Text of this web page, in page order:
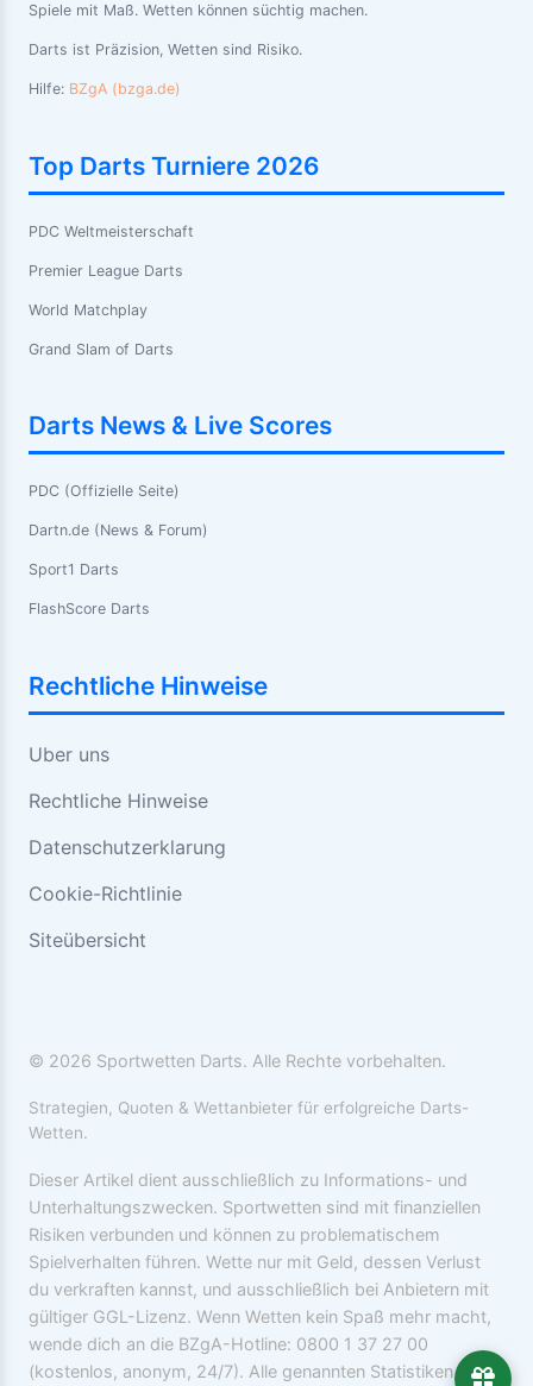
Spiele mit Maß. Wetten können süchtig machen.
Darts ist Präzision, Wetten sind Risiko.
Hilfe: BZgA (bzga.de)
Top Darts Turniere 2026
PDC Weltmeisterschaft
Premier League Darts
World Matchplay
Grand Slam of Darts
Darts News & Live Scores
PDC (Offizielle Seite)
Dartn.de (News & Forum)
Sport1 Darts
FlashScore Darts
Rechtliche Hinweise
Uber uns
Rechtliche Hinweise
Datenschutzerklarung
Cookie-Richtlinie
Siteübersicht
© 2026 Sportwetten Darts. Alle Rechte vorbehalten.
Strategien, Quoten & Wettanbieter für erfolgreiche Darts-
Wetten.
Dieser Artikel dient ausschließlich zu Informations- und
Unterhaltungszwecken. Sportwetten sind mit finanziellen
Risiken verbunden und können zu problematischem
Spielverhalten führen. Wette nur mit Geld, dessen Verlust
du verkraften kannst, und ausschließlich bei Anbietern mit
gültiger GGL-Lizenz. Wenn Wetten kein Spaß mehr macht,
wende dich an die BZgA-Hotline: 0800 1 37 27 00
(kostenlos, anonym, 24/7). Alle genannten Statistiken und